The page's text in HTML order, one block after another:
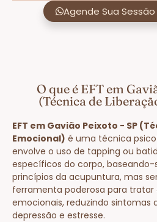
Agende Sua
O que é EFT em
(Técnica de
EFT em Gavião Peixoto - SP
Emocional) é uma técnica
envolve o uso de tapping ou
específicos do corpo, baseando-
princípios da acupuntura, mas
ferramenta poderosa para tratar
emocionais, reduzindo sintomas
depressão e estresse.